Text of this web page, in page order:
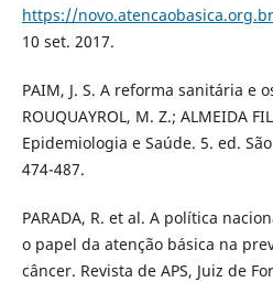
https://
10 set. 2017.
PAIM, J. S. A reforma sanitária e
ROUQUAYROL, M. Z.; ALMEIDA
Epidemiologia e Saúde. 5. ed.
474-487.
PARADA, R. et al. A política
o papel da atenção básica na
câncer. Revista de APS, Juiz de